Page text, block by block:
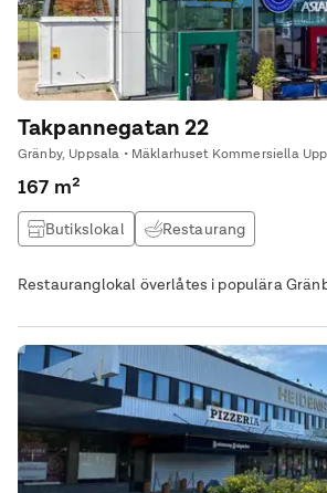
Takpannegatan 22
Gränby, Uppsala • Mäklarhuset Kommersiella
167 m²
Butikslokal Restaurang
Restauranglokal överlåtes i populära